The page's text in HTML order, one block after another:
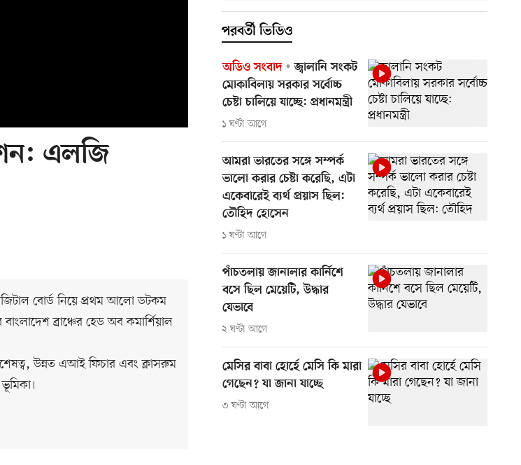
এলজি
ডিজিটাল বোর্ড নিয়ে প্রথম আলো ডটকম
ব্রাঞ্চের হেড অব কমার্শিয়াল
উন্নত এআই ফিচার এবং ক্লাসরুম
পরবর্তী ভিডিও
অডিও সংবাদ
জ্বালানি সংকট
মোকাবিলায় সরকার সর্বোচ্চ
চেষ্টা চালিয়ে যাচ্ছে: প্রধানমন্ত্রী
১ ঘণ্টা আগে
আমরা ভারতের সঙ্গে সম্পর্ক
ভালো করার চেষ্টা করেছি, এটা
একেবারেই ব্যর্থ প্রয়াস ছিল:
তৌহিদ হোসেন
১ ঘণ্টা আগে
পাঁচতলায় জানালার কার্নিশে
বসে ছিল মেয়েটি, উদ্ধার
যেভাবে
২ ঘণ্টা আগে
মেসির বাবা হোর্হে মেসি কি মারা
গেছেন? যা জানা যাচ্ছে
৩ ঘণ্টা আগে